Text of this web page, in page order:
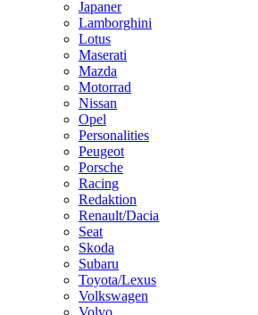
Japaner
Lamborghini
Lotus
Maserati
Mazda
Motorrad
Nissan
Opel
Personalities
Peugeot
Porsche
Racing
Redaktion
Renault/Dacia
Seat
Skoda
Subaru
Toyota/Lexus
Volkswagen
Volvo